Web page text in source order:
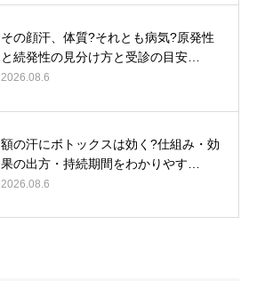
その顔汗、体質?それとも病気?原発性
と続発性の見分け方と受診の目安…
2026.08.6
額の汗にボトックスは効く?仕組み・効
果の出方・持続期間をわかりやす…
2026.08.6